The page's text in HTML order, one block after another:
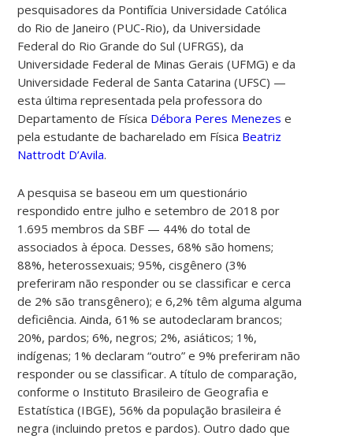
pesquisadores da Pontifícia Universidade Católica
do Rio de Janeiro (PUC-Rio), da Universidade
Federal do Rio Grande do Sul (UFRGS), da
Universidade Federal de Minas Gerais (UFMG) e da
Universidade Federal de Santa Catarina (UFSC) —
esta última representada pela professora do
Departamento de Física Débora Peres Menezes e
pela estudante de bacharelado em Física Beatriz
Nattrodt D’Avila.
A pesquisa se baseou em um questionário
respondido entre julho e setembro de 2018 por
1.695 membros da SBF — 44% do total de
associados à época. Desses, 68% são homens;
88%, heterossexuais; 95%, cisgênero (3%
preferiram não responder ou se classificar e cerca
de 2% são transgênero); e 6,2% têm alguma alguma
deficiência. Ainda, 61% se autodeclaram brancos;
20%, pardos; 6%, negros; 2%, asiáticos; 1%,
indígenas; 1% declaram “outro” e 9% preferiram não
responder ou se classificar. A título de comparação,
conforme o Instituto Brasileiro de Geografia e
Estatística (IBGE), 56% da população brasileira é
negra (incluindo pretos e pardos). Outro dado que